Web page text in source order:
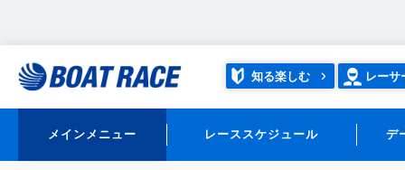
知る楽しむ レーサ
メインメニュー レーススケジュール デ